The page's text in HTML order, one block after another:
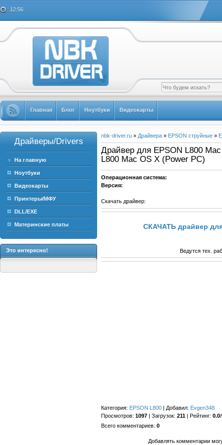
12:56
Главная Блог Ноутбуки Видеокарты
Драйверы/Drivers
На главную
Ноутбуки
Видеокарты
Принтеры/МФУ
DLL/EXE
Материнские платы
Это интересно!
nbk-driver.ru » Драйвера » EPSON струйные »
Драйвер для EPSON L800
L800 Mac OS X (Power PC)
Операционная система:
Версия:
Скачать драйвер:
СКАЧАТЬ драйвер для
Ведутся тех.
Категория: EPSON L800 Добавил: Evgen348
Просмотров: 1097 Загрузок: 211 Рейтинг: 0.0/
Всего комментариев: 0
Добавлять комментарии